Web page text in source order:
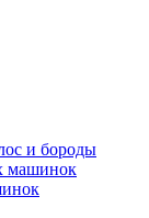
и бороды
машинок